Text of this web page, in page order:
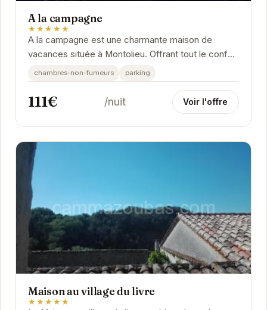
A la campagne
★★★★★
A la campagne est une charmante maison de
vacances située à Montolieu. Offrant tout le confort
nécessaire pour un séjour agréable, elle...
chambres-non-fumeurs parking
111€ /nuit Voir l'offre
Maison au village du livre
★★★★★